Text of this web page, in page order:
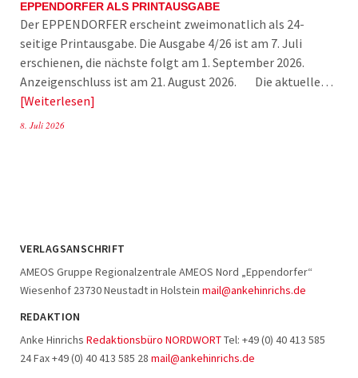
EPPENDORFER ALS PRINTAUSGABE
Der EPPENDORFER erscheint zweimonatlich als 24-
seitige Printausgabe. Die Ausgabe 4/26 ist am 7. Juli
erschienen, die nächste folgt am 1. September 2026.
Anzeigenschluss ist am 21. August 2026. Die aktuelle…
Weiterlesen
8. Juli 2026
VERLAGSANSCHRIFT
AMEOS Gruppe Regionalzentrale AMEOS Nord „Eppendorfer“
Wiesenhof 23730 Neustadt in Holstein mail@ankehinrichs.de
REDAKTION
Anke Hinrichs Redaktionsbüro NORDWORTTel: +49 (0) 40 413 585
24 Fax +49 (0) 40 413 585 28 mail@ankehinrichs.de